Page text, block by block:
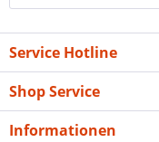
Service Hotline
Shop Service
Informationen